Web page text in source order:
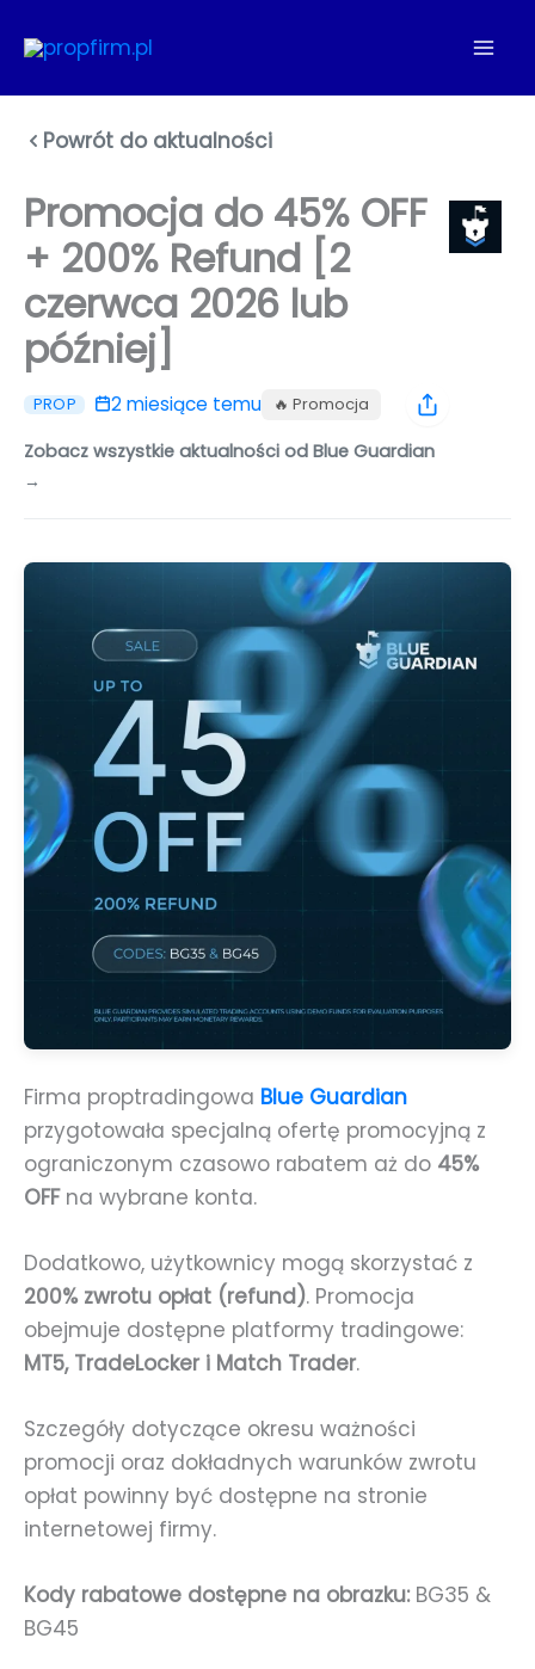
do
Powrót do aktualności
Promocja do 45% OFF
+ 200% Refund [2
czerwca 2026 lub
później]
PROP 2 miesiące temu 🔥 Promocja
Zobacz wszystkie aktualności od Blue Guardian
→
Firma proptradingowa Blue Guardian
przygotowała specjalną ofertę promocyjną z
ograniczonym czasowo rabatem aż do 45%
OFFna wybrane konta.
Dodatkowo, użytkownicy mogą skorzystać z
200% zwrotu opłat (refund). Promocja
obejmuje dostępne platformy tradingowe:
MT5, TradeLocker i Match Trader.
Szczegóły dotyczące okresu ważności
promocji oraz dokładnych warunków zwrotu
opłat powinny być dostępne na stronie
internetowej firmy.
Kody rabatowe dostępne na obrazku:BG35 &
BG45